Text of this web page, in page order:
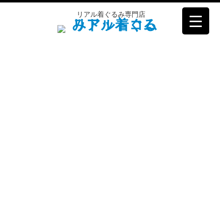
コ
ン
テ
リアル着ぐるみ専門店